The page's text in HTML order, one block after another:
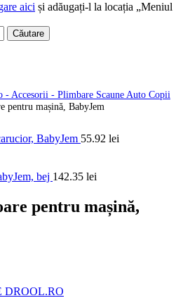
aici și adăugați-l la locația „Meniul
Căutare
- Accesorii - Plimbare Scaune Auto Copii
pentru mașină, BabyJem
BabyJem 55.92 lei
bej 142.35 lei
pentru mașină,
DROOL.RO